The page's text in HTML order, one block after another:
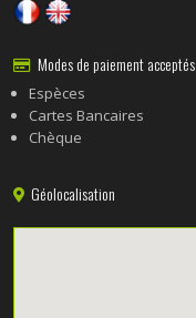
Modes de paiement acceptés
Espèces
Cartes Bancaires
Chèque
Géolocalisation